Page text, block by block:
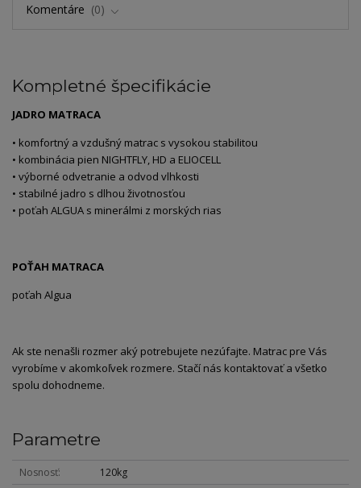
Komentáre 0
Kompletné špecifikácie
JADRO MATRACA
• komfortný a vzdušný matrac s vysokou stabilitou
• kombinácia pien NIGHTFLY, HD a ELIOCELL
• výborné odvetranie a odvod vlhkosti
• stabilné jadro s dlhou životnosťou
• poťah ALGUA s minerálmi z morských rias
POŤAH MATRACA
poťah Algua
Ak ste nenašli rozmer aký potrebujete nezúfajte. Matrac pre Vás
vyrobíme v akomkoľvek rozmere. Stačí nás kontaktovať a všetko
spolu dohodneme.
Parametre
Nosnosť
120kg